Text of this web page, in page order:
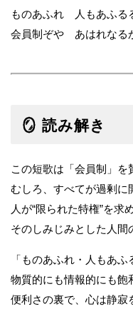
ものあふれ 人もあふ
会員制ぞや あはれなる
🪞 読み解き
この短歌は「会員制」を
むしろ、すべてが過剰に
人が“限られた特権”を
そのしみじみとした人間
「ものあふれ・人もあふ
物質的にも情報的にも飽
便利さの裏で、心は静寂